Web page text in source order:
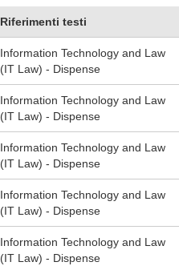
Riferimenti testi
Information Technology and Law
(IT Law) - Dispense
Information Technology and Law
(IT Law) - Dispense
Information Technology and Law
(IT Law) - Dispense
Information Technology and Law
(IT Law) - Dispense
Information Technology and Law
(IT Law) - Dispense